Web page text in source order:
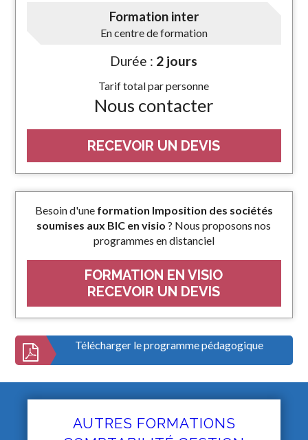
Formation inter
En centre de formation
Durée : 2 jours
Tarif total par personne
Nous contacter
RECEVOIR UN DEVIS
Besoin d'une formation Imposition des sociétés
soumises aux BIC en visio ? Nous proposons nos
programmes en distanciel
FORMATION EN VISIO
RECEVOIR UN DEVIS
Télécharger le programme pédagogique
AUTRES FORMATIONS